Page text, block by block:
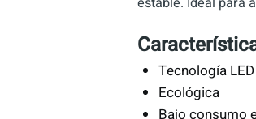
Tecnología LED
Ecológica
Bajo consumo